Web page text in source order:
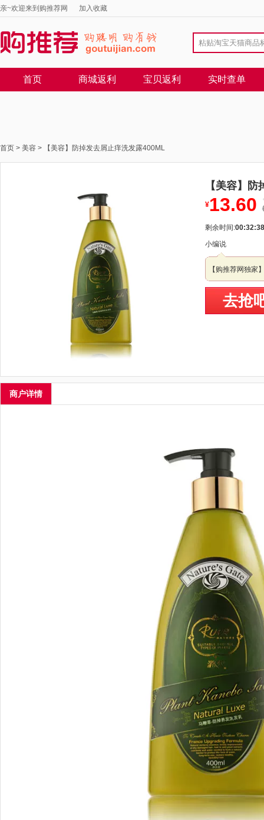
亲~欢迎来到购推荐网 加入收藏
首页 商城返利 宝贝返利 实时查单
首页 > 美容 > 【美容】防掉发去屑止痒洗发露400ML
【美容】
¥13.60
剩余时间:00:32:38
小编说
【购推荐网独家
去抢
商户详情